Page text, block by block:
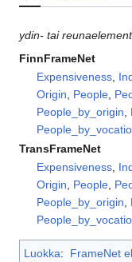
ydin- tai
FinnFrameNet
Expensiveness,
Origin, People,
People_by_origin,
TransFrameNet
Expensiveness,
Origin, People,
People_by_origin,
Luokka: FrameNet